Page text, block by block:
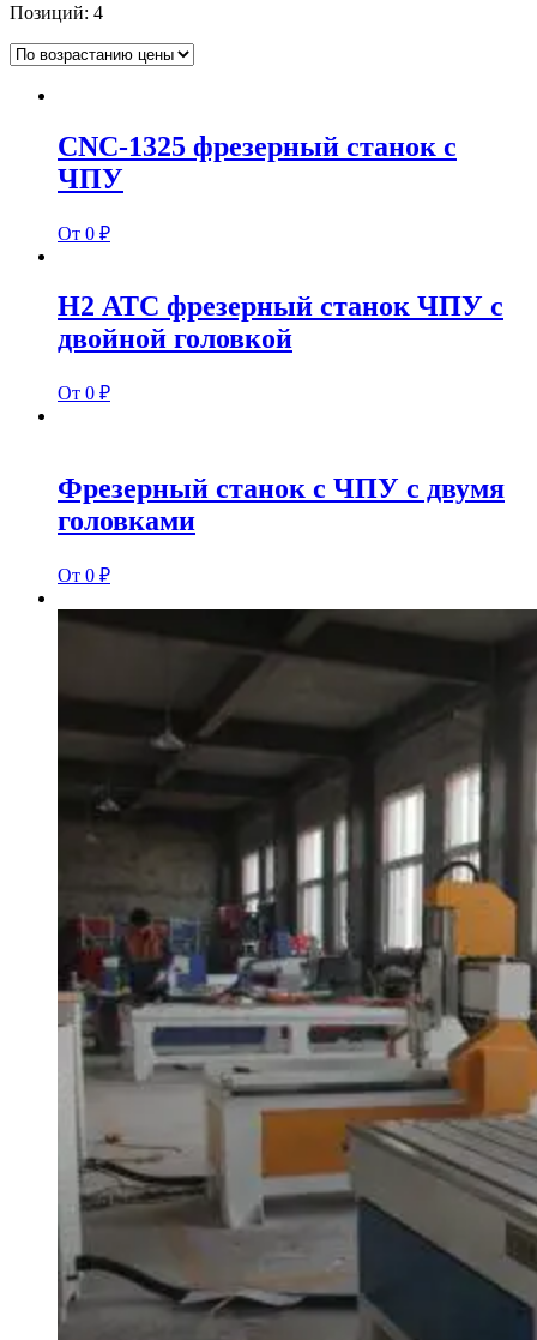
Позиций: 4
CNC-1325 фрезерный станок с
ЧПУ
От 0 ₽
Н2 АТС фрезерный станок ЧПУ с
двойной головкой
От 0 ₽
Фрезерный станок с ЧПУ с двумя
головками
От 0 ₽